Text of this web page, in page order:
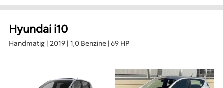
Hyundai i10
Handmatig | 2019 | 1,0 Benzine | 69 HP